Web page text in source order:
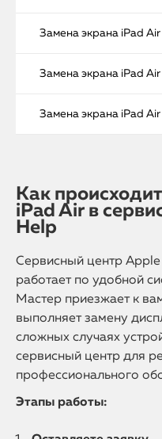
Замена экрана iPad Air
Замена экрана iPad Air
Замена экрана iPad Air
Как
iPad Air в
Help
Сервисный центр
работает по удобной
Мастер приезжает к
выполняет замену
сложных случаях
сервисный центр для
профессионального
Этапы работы: